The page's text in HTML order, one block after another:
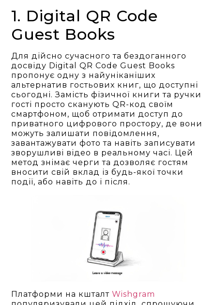
1. Digital QR Code
Guest Books
Для дійсно сучасного та бездоганного
досвіду Digital QR Code Guest Books
пропонує одну з найуніканіших
альтернатив гостьових книг, що доступні
сьогодні. Замість фізичної книги та ручки
гості просто сканують QR-код своїм
смартфоном, щоб отримати доступ до
приватного цифрового простору, де вони
можуть залишати повідомлення,
завантажувати фото та навіть записувати
зворушливі відео в реальному часі. Цей
метод знімає черги та дозволяє гостям
вносити свій вклад із будь-якої точки
події, або навіть до і після.
Платформи на кшталтWishgram